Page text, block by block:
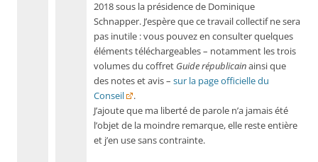
2018 sous la présidence de Dominique
Schnapper. J’espère que ce travail collectif ne sera
pas inutile : vous pouvez en consulter quelques
éléments téléchargeables – notamment les trois
volumes du coffret Guide républicainainsi que
des notes et avis – sur la page officielle du
Conseil
.
J’ajoute que ma liberté de parole n’a jamais été
l’objet de la moindre remarque, elle reste entière
et j’en use sans contrainte.